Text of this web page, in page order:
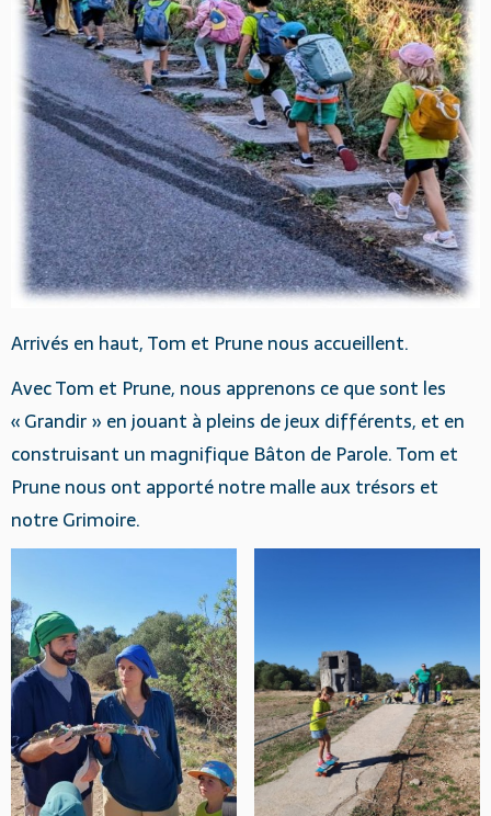
Arrivés en haut, Tom et Prune nous accueillent.
Avec Tom et Prune, nous apprenons ce que sont les
« Grandir » en jouant à pleins de jeux différents, et en
construisant un magnifique Bâton de Parole. Tom et
Prune nous ont apporté notre malle aux trésors et
notre Grimoire.